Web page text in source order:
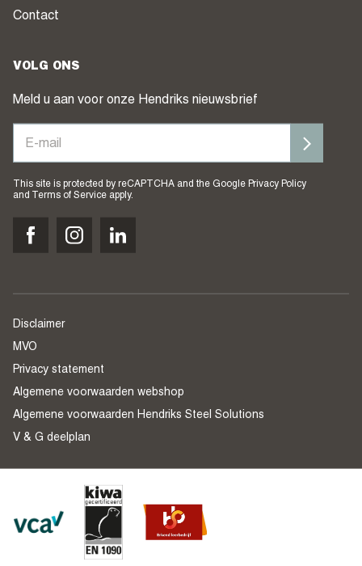
Contact
VOLG ONS
Meld u aan voor onze Hendriks nieuwsbrief
This site is protected by reCAPTCHA and the Google Privacy Policy
and
Terms of Service apply.
Disclaimer
MVO
Privacy statement
Algemene voorwaarden webshop
Algemene voorwaarden Hendriks Steel Solutions
V & G deelplan